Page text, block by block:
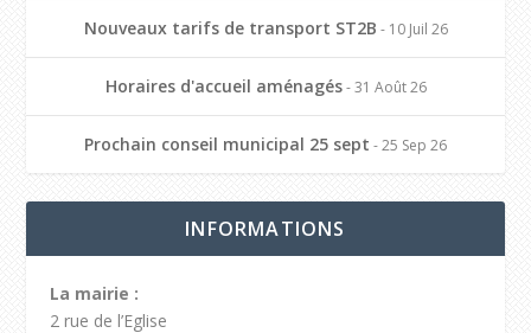
Nouveaux tarifs de transport ST2B - 10 Juil 26
Horaires d'accueil aménagés- 31 Août 26
Prochain conseil municipal 25 sept - 25 Sep 26
INFORMATIONS
La mairie :
2 rue de l’Eglise